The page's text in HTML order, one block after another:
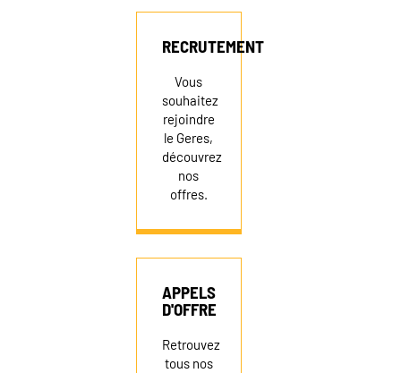
RECRUTEMENT
Vous
souhaitez
rejoindre
le Geres,
découvrez
nos
offres.
APPELS
D'OFFRE
Retrouvez
tous nos